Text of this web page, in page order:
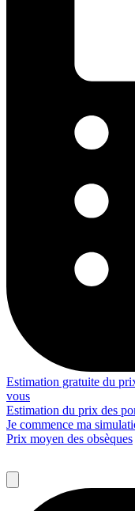
Estimation gratuite du
vous
Estimation du prix des
Je commence ma
Prix moyen des obsèques